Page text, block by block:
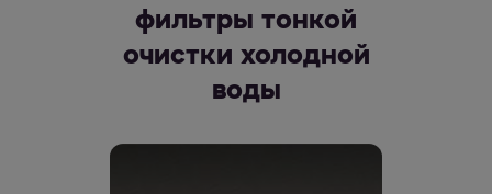
фильтры тонкой
очистки холодной
воды